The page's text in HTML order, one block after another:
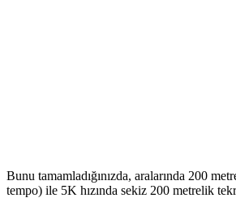
Bunu tamamladığınızda, aralarında 200
tempo) ile 5K hızında sekiz 200 metrelik